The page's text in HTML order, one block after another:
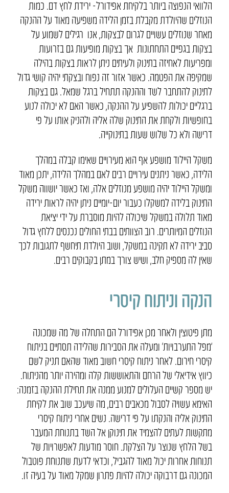
הלוואי הנפוצה ביותר בלקיחת אפידורל- ירידת לחץ דם. כמות
הנוזלים שהיולדת מקבלת בזמן הלידה משפיעה מאוד על ההנקה
מאחר שנוזלים עשויים לגרום לבצקות, אנו רגילים לשמוע על
בצקות בגפיים התחתונות אך בצקות מופיעות גם בזרועות
ומפריעות לאחיזה בתינוק ולעיתים ניתן לראות בצקות בהילה
שמקיפה את הפטמה. כאשר אזור זה נפוח ובצקתי יהיה קושי גדול
לתינוק להתחבר לשד וההנקה תתחיל ברגל שמאל. גם בצקות
ברגליים יכולות להשפיע על ההנקה, כאשר האם לא יכולה לנוע
בחופשיות ולקחת את התינוק שלה אליה ולהניק אותו על פי
דרישה ולא כל שלוש שעות בתינוקייה.
משקל היילוד מושפע אף הוא מעירויים שאימו קבלה במהלך
הלידה, כאשר ניתנים עירויים רבים לאם במהלך הלידה, יתכן מאוד
ומשקל היילוד יהיה מושפע מנוזלים אלה, ואז כאשר יושווה משקל
התינוק בלידה למשקלו כעבור יום-יומיים ניתן יהיה לראות ירידה
מאוד תלולה במשקל שיכולה להיות מוסברת על ידי יציאת
הנוזלים המיותרים. רוב הצוותים בבתי החולים נכנסים ללחץ גדול
סביב ירידה לא תקינה במשקל, ושוב היולדת תיחשף לתגובות לכך
שאין לה מספיק חלב, ושיש צורך במתן בקבוקים רבים.
הנקה וניתוח קיסרי
מתן פיטוצין ולאחר מכן אפידורל הם התחלה של מה שמכונה
‘מפל התערבויות’ ומעלה את הסבירות שהלידה תסתיים בניתוח
קיסרי חירום. לאחר ניתוח קיסרי חשוב מאוד שהאם תניק לשם
כיווץ אידיאלי של הרחם והתאוששות קלה ומהירה יותר מהניתוח.
יש מספר קשיים העלולים למנוע ממנה את תחילת ההנקה בזמנה:
האימא עשויה לסבול מכאבים רבים, מה שיעכב שוב את לקיחת
התינוק אליה והנקתו על פי דרישה. נשים אחרי ניתוח קיסרי
מתקשות לעתים להצמיד את תינוקן אל השד בתנוחת המעבר
בשל הלחץ שנוצר על הצלקת. חוסר מודעות לאפשרויות של
תנוחות אחרות יכול מאוד להגביל, וכדאי לדעת שתנוחת פוטבול
המכונה גם דרבוקה יכולה להיות פתרון שמקל מאוד על בעיה זו.